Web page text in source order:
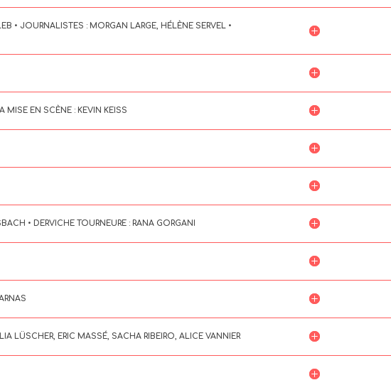
• JOURNALISTES : MORGAN LARGE, HÉLÈNE SERVEL •
EN SCÈNE : KEVIN KEISS
• DERVICHE TOURNEURE : RANA GORGANI
LÜSCHER, ERIC MASSÉ, SACHA RIBEIRO, ALICE VANNIER